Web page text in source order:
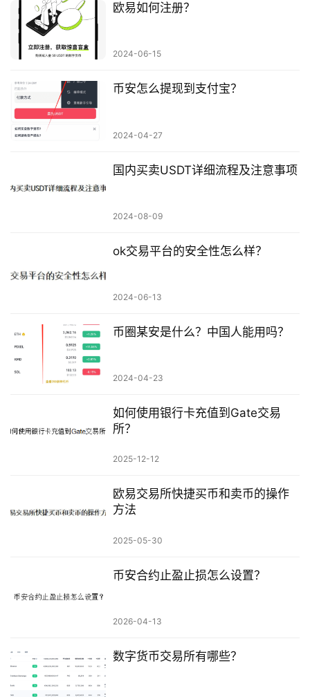
欧易如何注册？
2024-06-15
币安怎么提现到支付宝？
2024-04-27
国内买卖USDT详细流程及注意事项
2024-08-09
ok交易平台的安全性怎么样？
2024-06-13
币圈某安是什么？中国人能用吗？
2024-04-23
如何使用银行卡充值到Gate交易
所？
2025-12-12
欧易交易所快捷买币和卖币的操作
方法
2025-05-30
币安合约止盈止损怎么设置？
2026-04-13
数字货币交易所有哪些？